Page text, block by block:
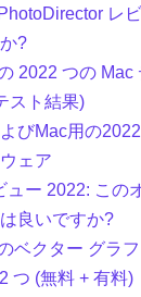
レ
?
2022 つの Mac
スト結果)
びMac用の
ェア
ュー 2022: この
良いですか?
ベクター グラ
つ (無料 + 有料)